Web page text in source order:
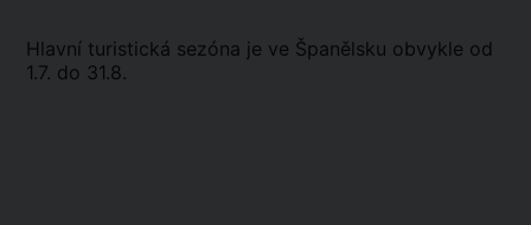
Hlavní turistická sezóna je ve Španělsku obvykle od
1.7. do 31.8.